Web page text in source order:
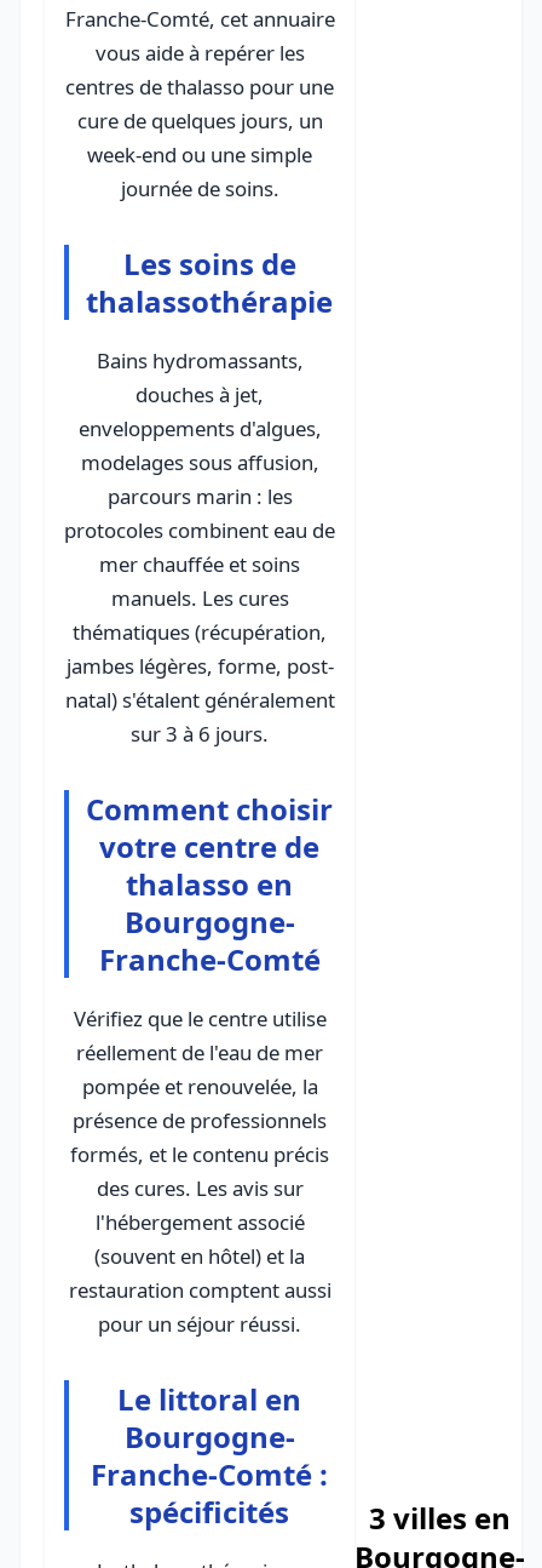
Franche-Comté, cet annuaire
vous aide à repérer les
centres de thalasso pour une
cure de quelques jours, un
week-end ou une simple
journée de soins.
Les soins de
thalassothérapie
Bains hydromassants,
douches à jet,
enveloppements d'algues,
modelages sous affusion,
parcours marin : les
protocoles combinent eau de
mer chauffée et soins
manuels. Les cures
thématiques (récupération,
jambes légères, forme, post-
natal) s'étalent généralement
sur 3 à 6 jours.
Comment choisir
votre centre de
thalasso en
Bourgogne-
Franche-Comté
Vérifiez que le centre utilise
réellement de l'eau de mer
pompée et renouvelée, la
présence de professionnels
formés, et le contenu précis
des cures. Les avis sur
l'hébergement associé
(souvent en hôtel) et la
restauration comptent aussi
pour un séjour réussi.
Le littoral en
Bourgogne-
Franche-Comté :
spécificités
3 villes en
Bourgogne-